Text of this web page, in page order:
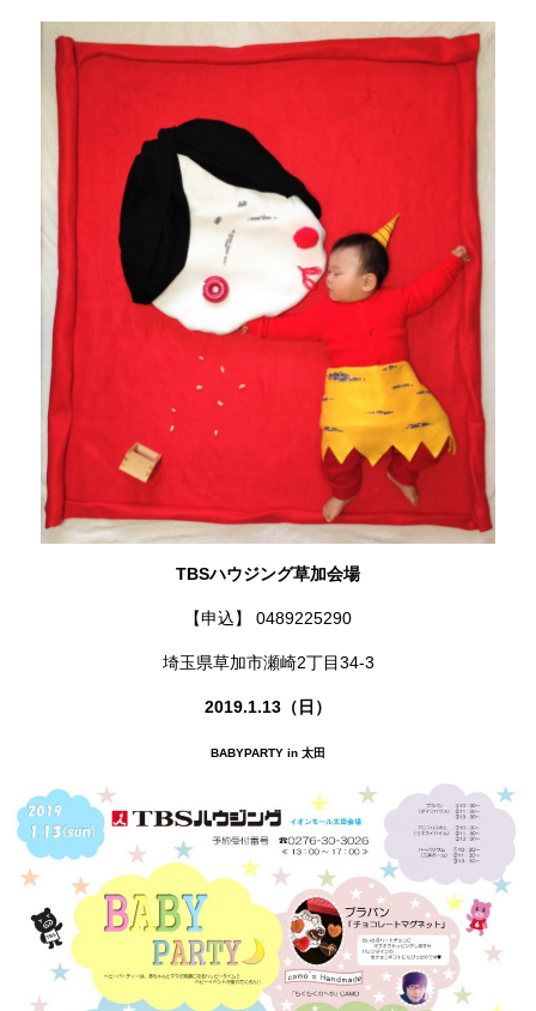
TBSハウジング草加会場
【申込】 0489225290
埼玉県草加市瀬崎2丁目34-3
2019.1.13（日）
BABYPARTY in 太田